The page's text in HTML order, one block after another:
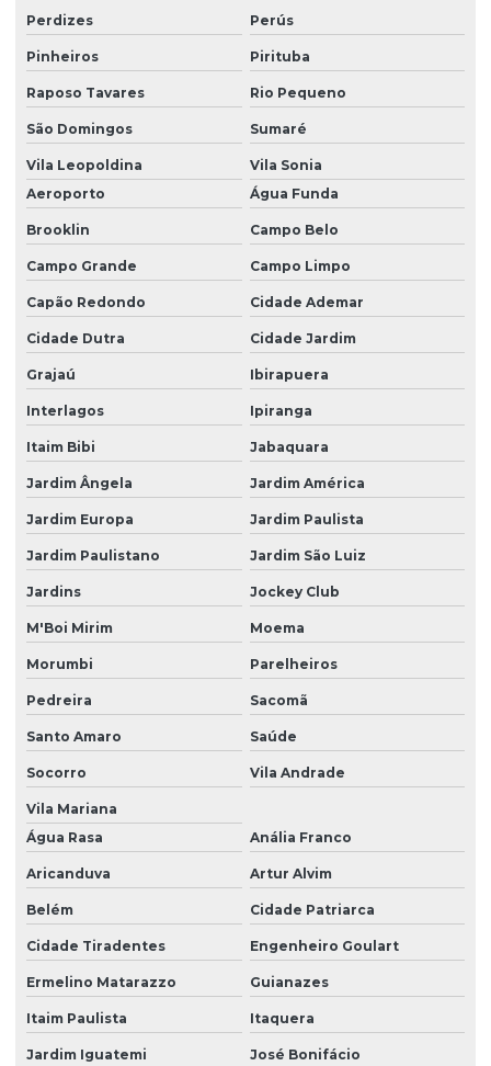
Equipo fotossensível para bomba de infusão universal
Equipo fotossensível para bomba mdk
Equipo fotossensível para bomba mdk no espírito santo
Equipo fotossensível para bomba mdk em são paulo
Equipo fotossensível para bomba mdk em sp
Equipo fotossensível para bomba mdk em vitória
Equipo universal para bomba de infusão
Equipo universal para bomba de infusão mdk
Gerenciamento de equipamentos médicos
Gerenciamento de parque tecnológico
Gestão eficiente de equipamentos hospitalares
Gestão de engenharia clínica hospitalar
Gestão de equipamentos médicos
Gestão estratégica de parque tecnológico hospitalar
Gestão de parque tecnológico hospitalar
Gestão patrimonial hospitalar
Inovação em parque tecnológico hospitalar
Instrumentos hospitalares
Manutenção de ativos hospitalares
Manutenção bomba de infusão mdk me11
Manutenção de bomba de infusão me11
Manutenção de bomba de infusão me11 em são paulo
Manutenção de bomba de infusão me11 em sp
Manutenção de bomba de infusão mi20
Perdizes Perús
Pinheiros Pirituba
Raposo Tavares Rio Pequeno
São Domingos Sumaré
Vila Leopoldina
Vila Sonia
Aeroporto
Água Funda
Brooklin Campo Belo
Campo Grande Campo Limpo
Capão Redondo Cidade Ademar
Cidade Dutra Cidade Jardim
Grajaú Ibirapuera
Interlagos Ipiranga
Itaim Bibi Jabaquara
Jardim Ângela Jardim América
Jardim Europa Jardim Paulista
Jardim Paulistano Jardim São Luiz
Jardins Jockey Club
M'Boi Mirim Moema
Morumbi Parelheiros
Pedreira Sacomã
Santo Amaro Saúde
Socorro Vila Andrade
Vila Mariana
Água Rasa
Anália Franco
Aricanduva Artur Alvim
Belém Cidade Patriarca
Cidade Tiradentes Engenheiro Goulart
Ermelino Matarazzo Guianazes
Itaim Paulista Itaquera
Jardim Iguatemi José Bonifácio